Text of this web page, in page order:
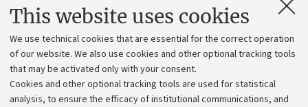
This website uses cookies
We use technical cookies that are essential for the correct operation
of our website. We also use cookies and other optional tracking tools
that may be activated only with your consent.
Cookies and other optional tracking tools are used for statistical
analysis, to ensure the efficacy of institutional communications, and
Contacts and certified e-mail (PEC)
Administrative divisions
Work with us
Alumni community
Strategic plan